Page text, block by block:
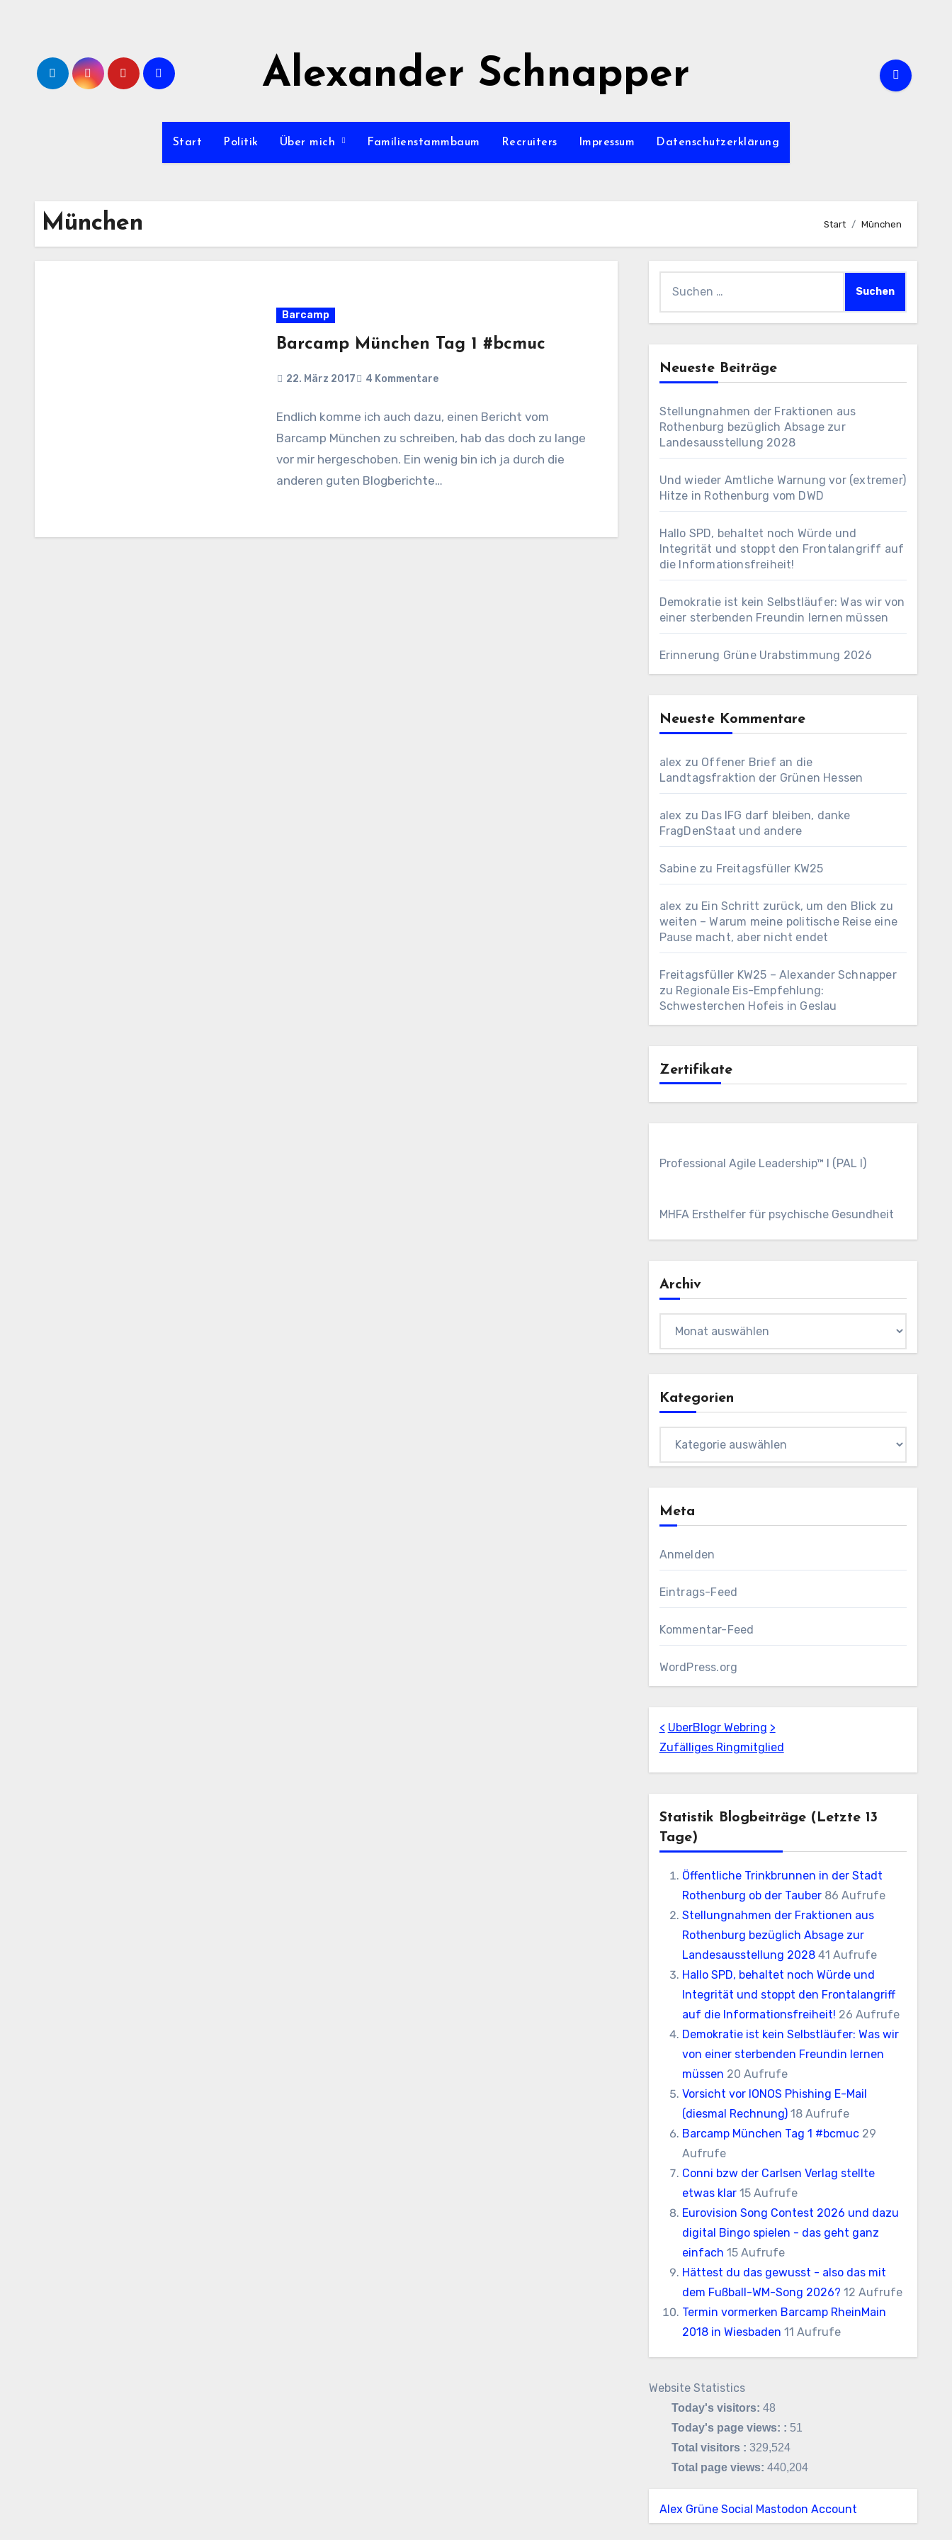
Alexander Schnapper
Start Politik Über mich Familienstammbaum Recruiters Impressum Datenschutzerklärung
München Start München
Barcamp
Barcamp München Tag 1 #bcmuc
22. März 2017 4 Kommentare
Endlich komme ich auch dazu, einen Bericht vom
Barcamp München zu schreiben, hab das doch zu lange
vor mir hergeschoben. Ein wenig bin ich ja durch die
anderen guten Blogberichte…
nach:
Neueste Beiträge
Stellungnahmen der Fraktionen aus
Rothenburg bezüglich Absage zur
Landesausstellung 2028
Und wieder Amtliche Warnung vor (extremer)
Hitze in Rothenburg vom DWD
Hallo SPD, behaltet noch Würde und
Integrität und stoppt den Frontalangriff auf
die Informationsfreiheit!
Demokratie ist kein Selbstläufer: Was wir von
einer sterbenden Freundin lernen müssen
Erinnerung Grüne Urabstimmung 2026
Neueste Kommentare
alex zu Offener Brief an die
Landtagsfraktion der Grünen Hessen
alex zu Das IFG darf bleiben, danke
FragDenStaat und andere
Sabinezu Freitagsfüller KW25
alex zu Ein Schritt zurück, um den Blick zu
weiten – Warum meine politische Reise eine
Pause macht, aber nicht endet
Freitagsfüller KW25 – Alexander Schnapper
zu Regionale Eis-Empfehlung:
Schwesterchen Hofeis in Geslau
Zertifikate
Professional Agile Leadership™ I (PAL I)
MHFA Ersthelfer für psychische Gesundheit
Archiv
Kategorien
Meta
Anmelden
Eintrags-Feed
Kommentar-Feed
WordPress.org
< UberBlogr Webring >
Zufälliges Ringmitglied
Statistik Blogbeiträge (letzte 13
Tage)
Öffentliche Trinkbrunnen in der Stadt
Rothenburg ob der Tauber 86 Aufrufe
Stellungnahmen der Fraktionen aus
Rothenburg bezüglich Absage zur
Landesausstellung 2028 41 Aufrufe
Hallo SPD, behaltet noch Würde und
Integrität und stoppt den Frontalangriff
auf die Informationsfreiheit! 26 Aufrufe
Demokratie ist kein Selbstläufer: Was wir
von einer sterbenden Freundin lernen
müssen 20 Aufrufe
Vorsicht vor IONOS Phishing E-Mail
(diesmal Rechnung) 18 Aufrufe
Barcamp München Tag 1 #bcmuc 29
Aufrufe
Conni bzw der Carlsen Verlag stellte
etwas klar 15 Aufrufe
Eurovision Song Contest 2026 und dazu
digital Bingo spielen - das geht ganz
einfach 15 Aufrufe
Hättest du das gewusst - also das mit
dem Fußball-WM-Song 2026? 12 Aufrufe
Termin vormerken Barcamp RheinMain
2018 in Wiesbaden 11 Aufrufe
Website Statistics
Today's visitors: 48
Today's page views: : 51
Total visitors : 329,524
Total page views: 440,204
Alex Grüne Social Mastodon Account